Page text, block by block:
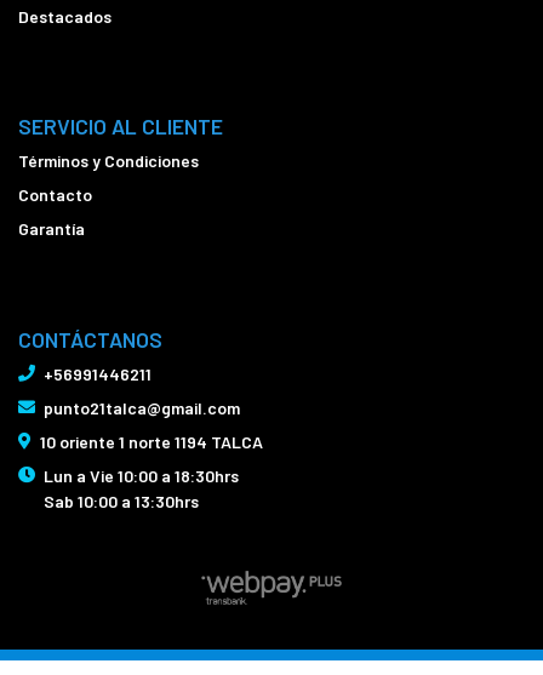
Destacados
SERVICIO AL CLIENTE
Términos y Condiciones
Contacto
Garantía
CONTÁCTANOS
+56991446211
punto21talca@gmail.com
10 oriente 1 norte 1194 TALCA
Lun a Vie 10:00 a 18:30hrs
Sab 10:00 a 13:30hrs